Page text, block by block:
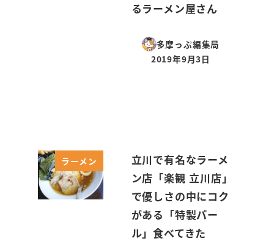
るラーメン屋さん
多摩っぷ編集局
投稿日
2019年9月3日
ラーメン
立川で有名なラーメ
ン店「楽観 立川店」
で優しさの中にコク
がある「特製パー
ル」食べてきた